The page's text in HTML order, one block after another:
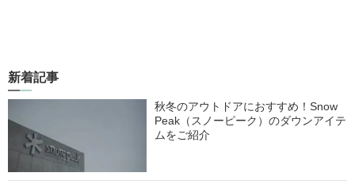
新着記事
秋冬のアウトドアにおすすめ！Snow
Peak（スノーピーク）のダウンアイテ
ムをご紹介